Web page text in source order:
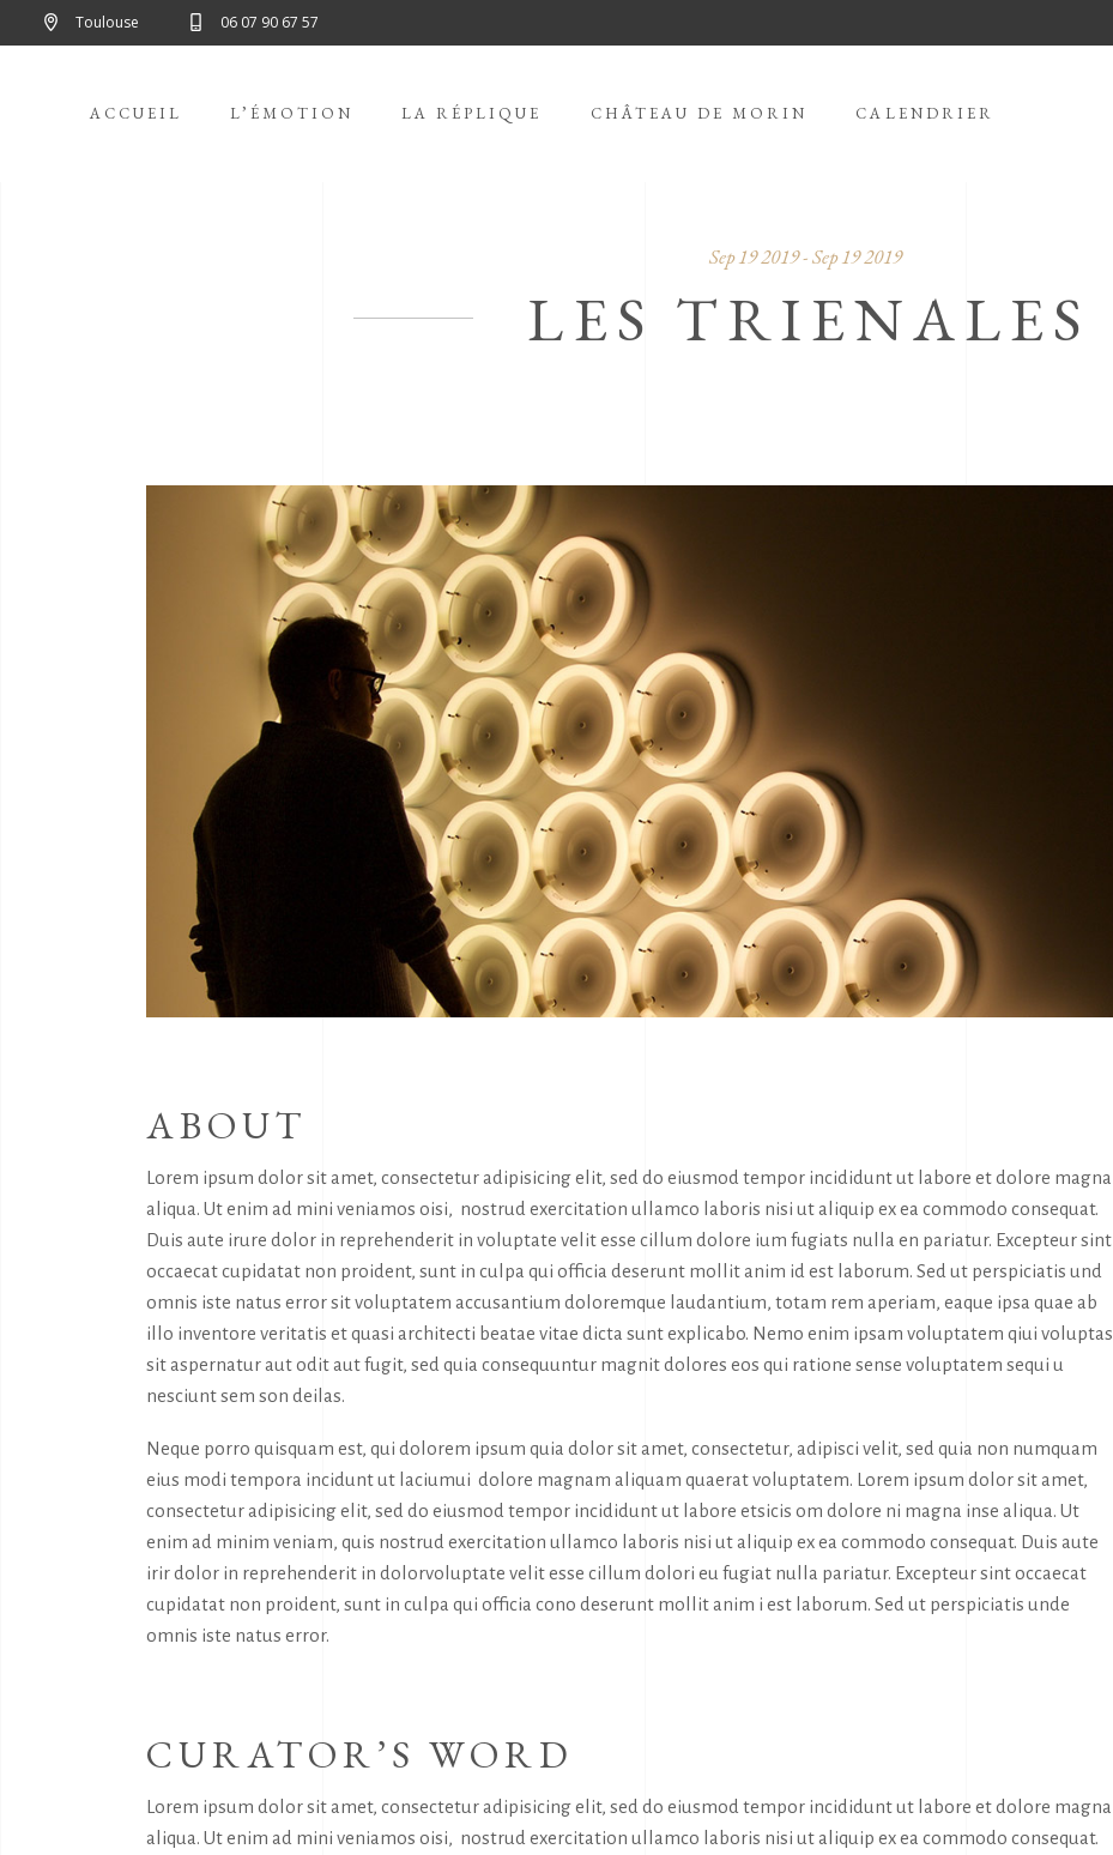
Toulouse 06 07 90 67 57
ACCUEIL L’ÉMOTION LA RÉPLIQUE CHÂTEAU DE MORIN CALENDRIER
Sep 19 2019 - Sep 19 2019
LES TRIENALES
ABOUT
Lorem ipsum dolor sit amet, consectetur adipisicing elit, sed do eiusmod tempor incididunt ut labore et dolore magna
aliqua. Ut enim ad mini veniamos oisi, nostrud exercitation ullamco laboris nisi ut aliquip ex ea commodo consequat.
Duis aute irure dolor in reprehenderit in voluptate velit esse cillum dolore ium fugiats nulla en pariatur. Excepteur sint
occaecat cupidatat non proident, sunt in culpa qui officia deserunt mollit anim id est laborum. Sed ut perspiciatis und
omnis iste natus error sit voluptatem accusantium doloremque laudantium, totam rem aperiam, eaque ipsa quae ab
illo inventore veritatis et quasi architecti beatae vitae dicta sunt explicabo. Nemo enim ipsam voluptatem qiui voluptas
sit aspernatur aut odit aut fugit, sed quia consequuntur magnit dolores eos qui ratione sense voluptatem sequi u
nesciunt sem son deilas.
Neque porro quisquam est, qui dolorem ipsum quia dolor sit amet, consectetur, adipisci velit, sed quia non numquam
eius modi tempora incidunt ut laciumui dolore magnam aliquam quaerat voluptatem. Lorem ipsum dolor sit amet,
consectetur adipisicing elit, sed do eiusmod tempor incididunt ut labore etsicis om dolore ni magna inse aliqua. Ut
enim ad minim veniam, quis nostrud exercitation ullamco laboris nisi ut aliquip ex ea commodo consequat. Duis aute
irir dolor in reprehenderit in dolorvoluptate velit esse cillum dolori eu fugiat nulla pariatur. Excepteur sint occaecat
cupidatat non proident, sunt in culpa qui officia cono deserunt mollit anim i est laborum. Sed ut perspiciatis unde
omnis iste natus error.
CURATOR’S WORD
Lorem ipsum dolor sit amet, consectetur adipisicing elit, sed do eiusmod tempor incididunt ut labore et dolore magna
aliqua. Ut enim ad mini veniamos oisi, nostrud exercitation ullamco laboris nisi ut aliquip ex ea commodo consequat.